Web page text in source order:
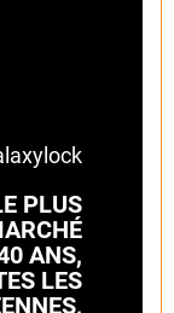
PLUS
ANS,
LES